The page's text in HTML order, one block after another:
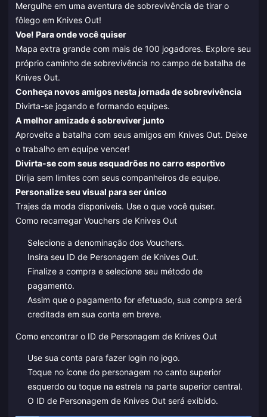
Mergulhe em uma aventura de sobrevivência de tirar o
fôlego em Knives Out!
Voe! Para onde você quiser
Mapa extra grande com mais de 100 jogadores. Explore seu
próprio caminho de sobrevivência no campo de batalha de
Knives Out.
Conheça novos amigos nesta jornada de sobrevivência
Divirta-se jogando e formando equipes.
A melhor amizade é sobreviver junto
Aproveite a batalha com seus amigos em Knives Out. Deixe
o trabalho em equipe vencer!
Divirta-se com seus esquadrões no carro esportivo
Dirija sem limites com seus companheiros de equipe.
Personalize seu visual para ser único
Trajes da moda disponíveis. Use o que você quiser.
Como recarregar Vouchers de Knives Out
Selecione a denominação dos Vouchers.
Insira seu ID de Personagem de Knives Out.
Finalize a compra e selecione seu método de
pagamento.
Assim que o pagamento for efetuado, sua compra será
creditada em sua conta em breve.
Como encontrar o ID de Personagem de Knives Out
Use sua conta para fazer login no jogo.
Toque no ícone do personagem no canto superior
esquerdo ou toque na estrela na parte superior central.
O ID de Personagem de Knives Out será exibido.